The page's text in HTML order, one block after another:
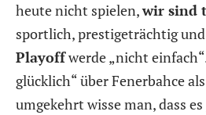
heute nicht spielen,wir sind
sportlich, prestigeträchtig
Playoffwerde „nicht
glücklich“ über Fenerbahce
umgekehrt wisse man, dass